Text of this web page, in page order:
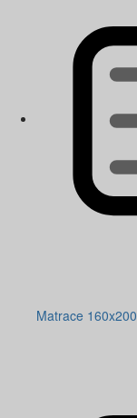
Matrace 160x200